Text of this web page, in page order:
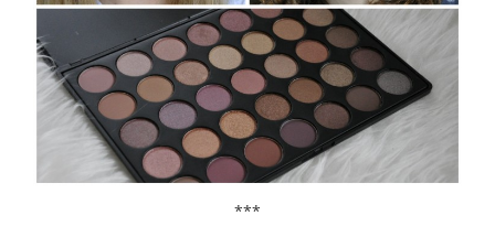
***